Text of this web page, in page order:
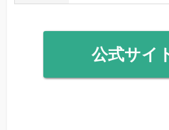
公式サイ